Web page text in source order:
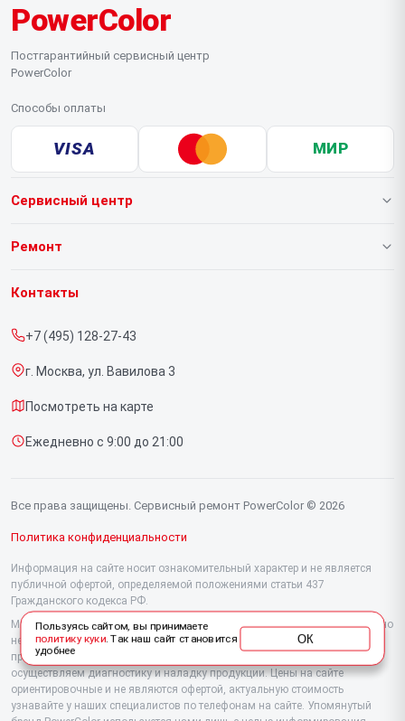
PowerColor
Постгарантийный сервисный центр
PowerColor
Способы оплаты
VISA МИР
Сервисный центр
О нашем сервисе
Срочный ремонт
Доставка и способы оплаты
Диагностика
Контакты
Ремонт
Видеокарт
Контакты
+7 (495) 128-27-43
г. Москва, ул. Вавилова 3
Посмотреть на карте
Ежедневно с 9:00 до 21:00
Все права защищены. Сервисный ремонт PowerColor © 2026
Политика конфиденциальности
Информация на сайте носит ознакомительный характер и не является
публичной офертой, определяемой положениями статьи 437
Гражданского кодекса РФ.
Мы специализируемся на обслуживании и ремонте техники PowerColor, но
не являемся их официальным представителем. Предоставляем
профессиональные услуги после истечения гарантии, а также
осуществляем диагностику и наладку продукции. Цены на сайте
ориентировочные и не являются офертой, актуальную стоимость
узнавайте у наших специалистов по телефонам на сайте. Упомянутый
Пользуясь сайтом, вы принимаете
политику куки. Так наш сайт становится
удобнее
ОК